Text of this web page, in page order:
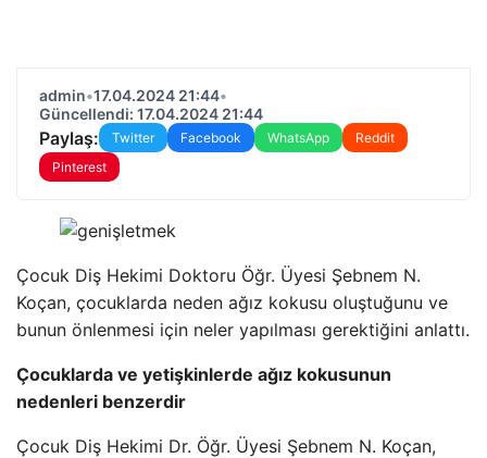
admin•17.04.2024 21:44•
Güncellendi: 17.04.2024 21:44
Paylaş: Twitter Facebook WhatsApp
Reddit
Pinterest
Çocuk Diş Hekimi Doktoru Öğr. Üyesi Şebnem N.
Koçan, çocuklarda neden ağız kokusu oluştuğunu ve
bunun önlenmesi için neler yapılması gerektiğini anlattı.
Çocuklarda ve yetişkinlerde ağız kokusunun
nedenleri benzerdir
Çocuk Diş Hekimi Dr. Öğr. Üyesi Şebnem N. Koçan,